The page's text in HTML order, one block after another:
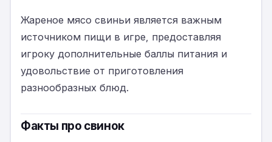
Жареное мясо свиньи является важным
источником пищи в игре, предоставляя
игроку дополнительные баллы питания и
удовольствие от приготовления
разнообразных блюд.
Факты про свинок